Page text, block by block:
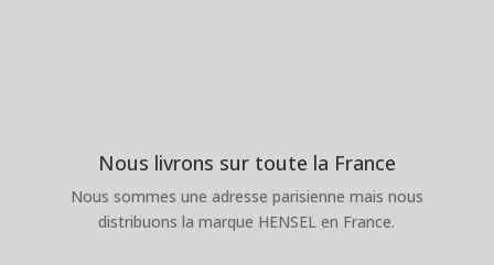
Nous livrons sur toute la France
Nous sommes une adresse parisienne mais nous
distribuons la marque HENSEL en France.